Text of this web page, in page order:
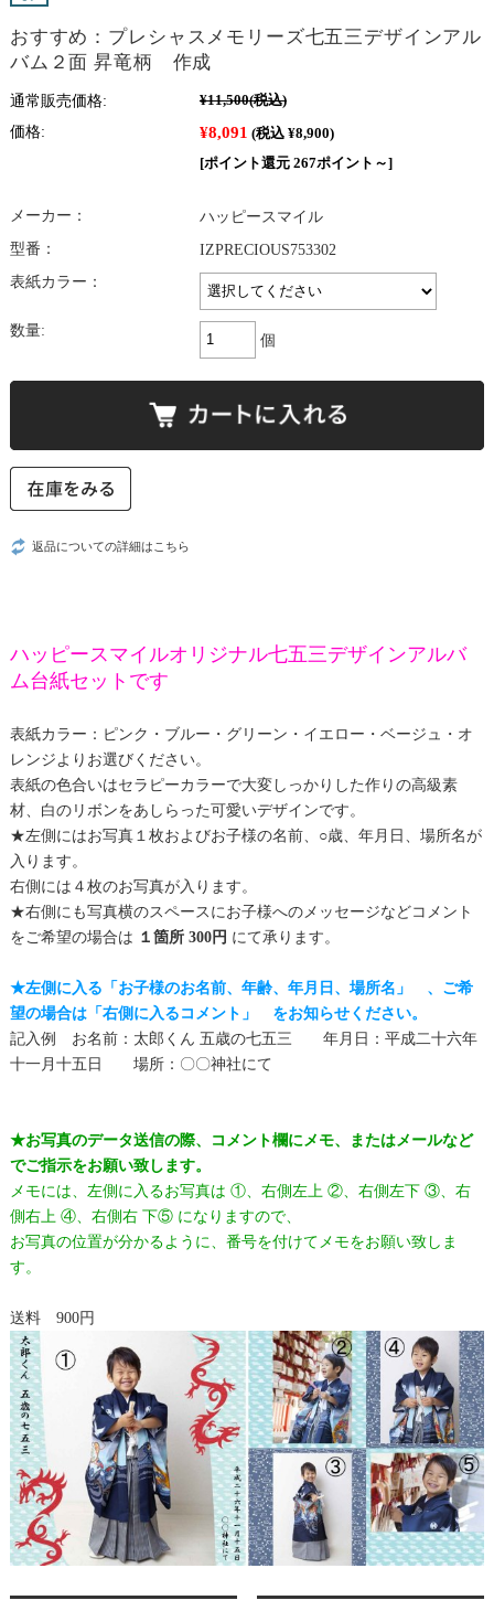
おすすめ：プレシャスメモリーズ七五三デザインアル
バム２面 昇竜柄 作成
通常販売価格: ¥11,500(税込)
価格: ¥8,091 (税込 ¥8,900)
[ポイント還元 267ポイント～]
メーカー：
ハッピースマイル
型番：
IZPRECIOUS753302
表紙カラー：
数量:
個
返品についての詳細はこちら
ハッピースマイルオリジナル七五三デザインアルバ
ム台紙セットです
表紙カラー：ピンク・ブルー・グリーン・イエロー・ベージュ・オ
レンジよりお選びください。
表紙の色合いはセラピーカラーで大変しっかりした作りの高級素
材、白のリボンをあしらった可愛いデザインです。
★左側にはお写真１枚およびお子様の名前、○歳、年月日、場所名が
入ります。
右側には４枚のお写真が入ります。
★右側にも写真横のスペースにお子様へのメッセージなどコメント
をご希望の場合は １箇所 300円 にて承ります。
★左側に入る「お子様のお名前、年齢、年月日、場所名」 、ご希
望の場合は「右側に入るコメント」 をお知らせください。
記入例 お名前：太郎くん 五歳の七五三 年月日：平成二十六年
十一月十五日 場所：〇〇神社にて
★お写真のデータ送信の際、コメント欄にメモ、またはメールなど
でご指示をお願い致します。
メモには、左側に入るお写真は ①、右側左上 ②、右側左下 ③、右
側右上 ④、右側右 下⑤ になりますので、
お写真の位置が分かるように、番号を付けてメモをお願い致しま
す。
送料 900円